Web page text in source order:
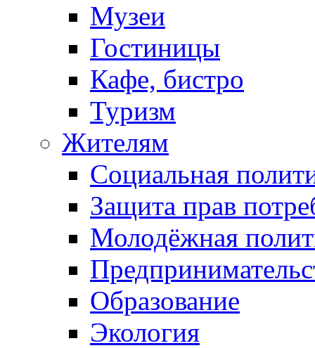
Музеи
Гостиницы
Кафе, бистро
Туризм
Жителям
Социальная
Защита прав
Молодёжная
Образование
Экология